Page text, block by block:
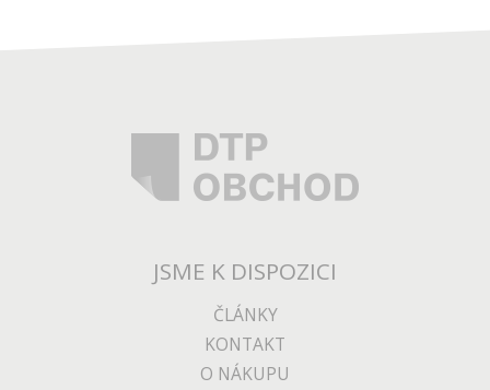
JSME K DISPOZICI
ČLÁNKY
KONTAKT
O NÁKUPU